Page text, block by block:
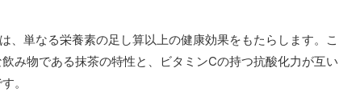
、単なる栄養素の足し算以上の健康効果をもたらします。こ
み物である抹茶の特性と、ビタミンCの持つ抗酸化力が互い
。